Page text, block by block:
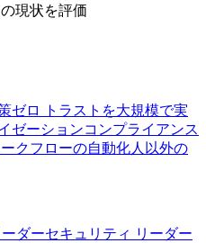
現状を評価
ゼロ トラストを大規模で実
ゼーションコンプライアンス
クフローの自動化人以外の
ダーセキュリティ リーダー